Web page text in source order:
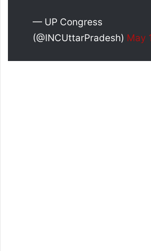
— UP Congress
(@INCUttarPradesh) May